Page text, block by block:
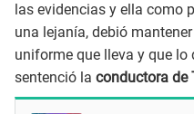
las evidencias y ella como
una lejanía, debió
uniforme que lleva y que lo
sentenció la conductora de